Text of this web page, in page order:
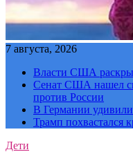
7 августа, 2026
Власти США
Сенат США нашел
против России
В Германии
Трамп
Дети